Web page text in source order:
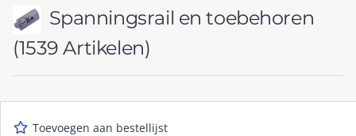
Spanningsrail en toebehoren
(1539 Artikelen)
Toevoegen aan bestellijst